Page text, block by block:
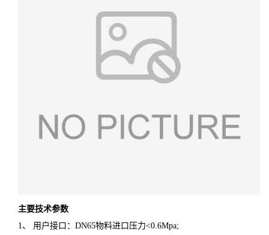
主要技术参数
1、 用户接口：DN65物料进口压力<0.6Mpa;